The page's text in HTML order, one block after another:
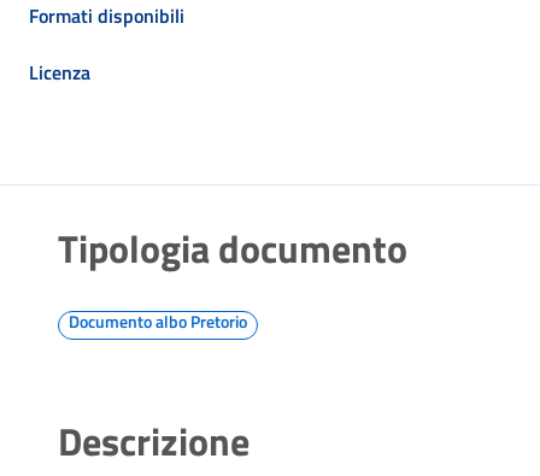
Formati disponibili
Licenza
Tipologia documento
Documento albo Pretorio
Descrizione